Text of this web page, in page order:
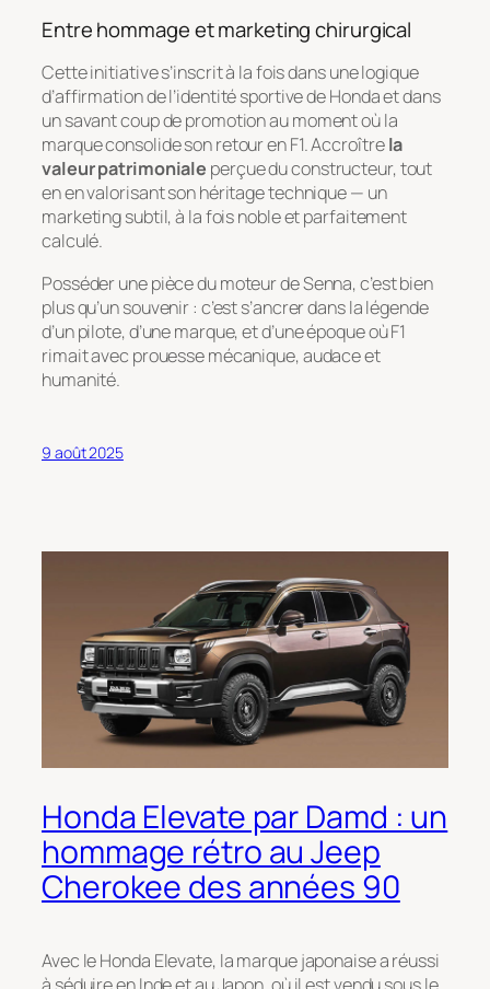
Entre hommage et marketing chirurgical
Cette initiative s’inscrit à la fois dans une logique
d’affirmation de l’identité sportive de Honda et dans
un savant coup de promotion au moment où la
marque consolide son retour en F1. Accroîtrela
valeur patrimoniale perçue du constructeur, tout
en en valorisant son héritage technique — un
marketing subtil, à la fois noble et parfaitement
calculé.
Posséder une pièce du moteur de Senna, c’est bien
plus qu’un souvenir : c’est s’ancrer dans la légende
d’un pilote, d’une marque, et d’une époque où F1
rimait avec prouesse mécanique, audace et
humanité.
9 août 2025
Honda Elevate par Damd : un
hommage rétro au Jeep
Cherokee des années 90
Avec le Honda Elevate, la marque japonaise a réussi